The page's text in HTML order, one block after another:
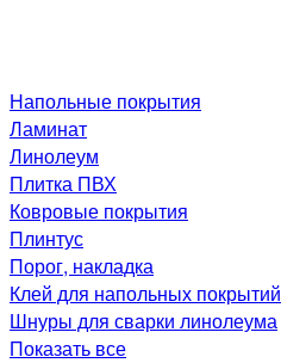
Напольные покрытия
Ламинат
Линолеум
Плитка ПВХ
Ковровые покрытия
Плинтус
Порог, накладка
Клей для напольных покрытий
Шнуры для сварки линолеума
Показать все